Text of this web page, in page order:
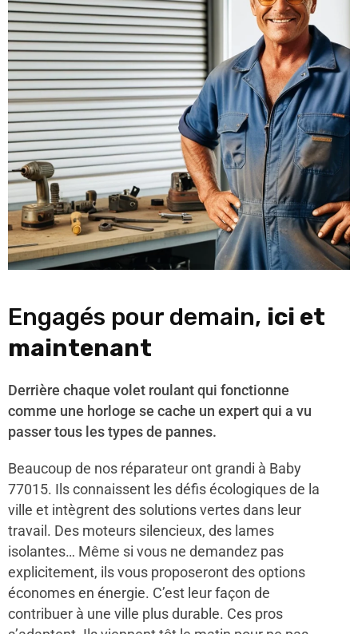
Engagés pour demain, ici et
maintenant
Derrière chaque volet roulant qui fonctionne
comme une horloge se cache un expert qui a vu
passer tous les types de pannes.
Beaucoup de nos réparateur ont grandi à Baby
77015. Ils connaissent les défis écologiques de la
ville et intègrent des solutions vertes dans leur
travail. Des moteurs silencieux, des lames
isolantes… Même si vous ne demandez pas
explicitement, ils vous proposeront des options
économes en énergie. C’est leur façon de
contribuer à une ville plus durable. Ces pros